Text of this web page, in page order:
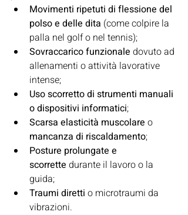
Movimenti ripetuti di flessione del
polso e delle dita (come colpire la
palla nel golf o nel tennis);
Sovraccarico funzionale dovuto ad
allenamenti o attività lavorative
intense;
Uso scorretto di strumenti manuali
o dispositivi informatici;
Scarsa elasticità muscolare o
mancanza di riscaldamento;
Posture prolungate e
scorrette durante il lavoro o la
guida;
Traumi diretti o microtraumi da
vibrazioni.